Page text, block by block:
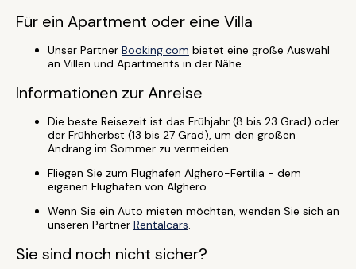
Für ein Apartment oder eine Villa
Unser Partner Booking.com bietet eine große Auswahl
an Villen und Apartments in der Nähe.
Informationen zur Anreise
Die beste Reisezeit ist das Frühjahr (8 bis 23 Grad) oder
der Frühherbst (13 bis 27 Grad), um den großen
Andrang im Sommer zu vermeiden.
Fliegen Sie zum Flughafen Alghero-Fertilia - dem
eigenen Flughafen von Alghero.
Wenn Sie ein Auto mieten möchten, wenden Sie sich an
unseren Partner Rentalcars.
Sie sind noch nicht sicher?